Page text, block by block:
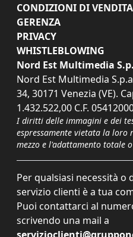
CONDIZIONI DI VENDITA
GERENZA
PRIVACY
WHISTLEBLOWING
Nord Est Multimedia
Nord Est Multimedia
34, 30171 Venezia (VE).
1.432.522,00 C.F.
I diritti delle immagini e dei
espressamente vietata la loro
mezzo e l'adattamento totale
Per qualsiasi necessità o
servizio clienti è a tua
Puoi contattarci al
scrivendo una mail a